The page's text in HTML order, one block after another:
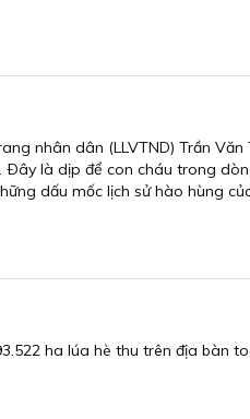
nhân dân (LLVTND) Trần
là dịp để con cháu trong
dấu mốc lịch sử hào hùng
ha lúa hè thu trên địa bàn